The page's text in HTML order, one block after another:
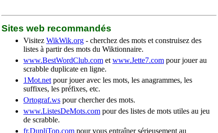
Sites web recommandés
Visitez WikWik.org - cherchez des mots et construisez des
listes à partir des mots du Wiktionnaire.
www.BestWordClub.com et www.Jette7.com pour jouer au
scrabble duplicate en ligne.
1Mot.net pour jouer avec les mots, les anagrammes, les
suffixes, les préfixes, etc.
Ortograf.ws pour chercher des mots.
www.ListesDeMots.com pour des listes de mots utiles au jeu
de scrabble.
fr.DupliTop.com pour vous entraîner sérieusement au